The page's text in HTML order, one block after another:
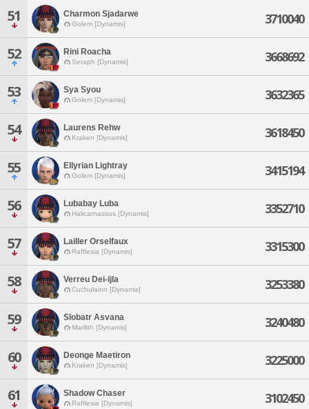
51 Charmon Sjadarwe
Golem [Dynamis] 3710040
52 Rini Roacha
Seraph [Dynamis] 3668692
53 Sya Syou
Golem [Dynamis] 3632365
54 Laurens Rehw
Kraken [Dynamis] 3618450
55 Ellyrian Lightray
Golem [Dynamis] 3415194
56 Lubabay Luba
Halicarnassus [Dynamis] 3352710
57 Lailler Orselfaux
Rafflesia [Dynamis] 3315300
58 Verreu Dei-ijla
Cuchulainn [Dynamis] 3253380
59 Slobatr Asvana
Marilith [Dynamis] 3240480
60 Deonge Maetiron
Kraken [Dynamis] 3225000
61 Shadow Chaser
Rafflesia [Dynamis] 3102450